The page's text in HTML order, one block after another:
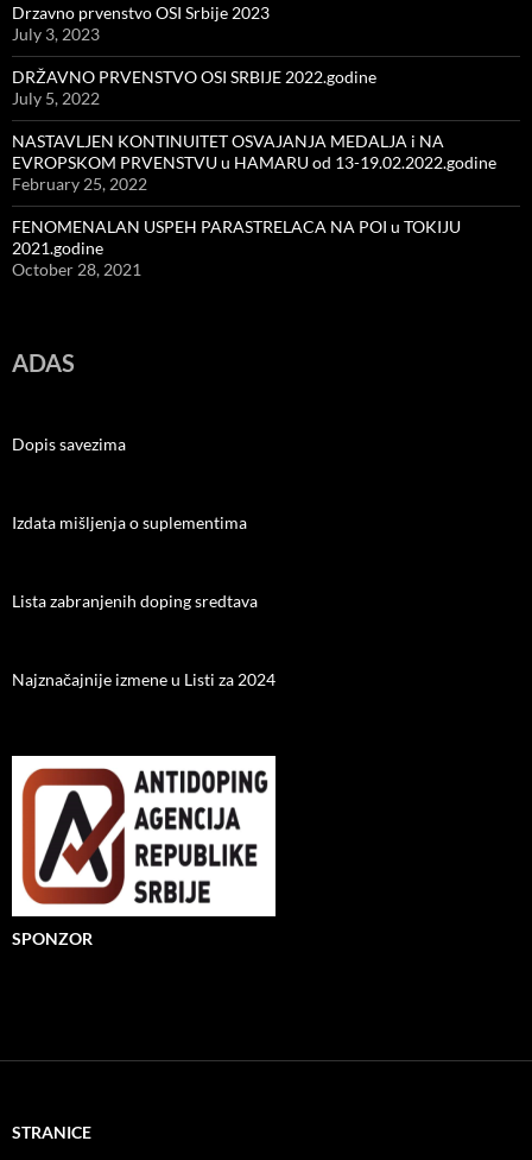
Drzavno prvenstvo OSI Srbije 2023
July 3, 2023
DRŽAVNO PRVENSTVO OSI SRBIJE 2022.godine
July 5, 2022
NASTAVLJEN KONTINUITET OSVAJANJA MEDALJA i NA
EVROPSKOM PRVENSTVU u HAMARU od 13-19.02.2022.godine
February 25, 2022
FENOMENALAN USPEH PARASTRELACA NA POI u TOKIJU
2021.godine
October 28, 2021
ADAS
Dopis savezima
Izdata mišljenja o suplementima
Lista zabranjenih doping sredtava
Najznačajnije izmene u Listi za 2024
SPONZOR
STRANICE